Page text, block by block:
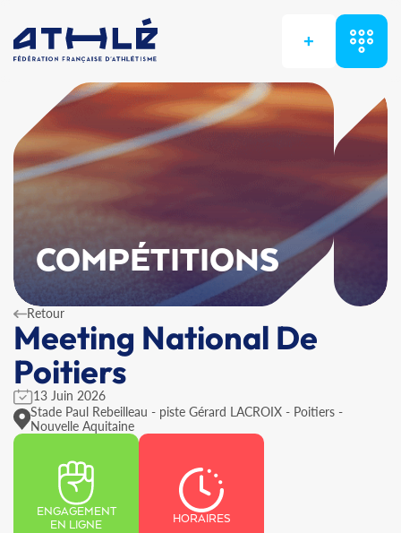
+
COMPÉTITIONS
Retour
Meeting National De
Poitiers
13 Juin 2026
Stade Paul Rebeilleau - piste Gérard LACROIX - Poitiers -
Nouvelle Aquitaine
ENGAGEMENT
EN LIGNE
HORAIRES